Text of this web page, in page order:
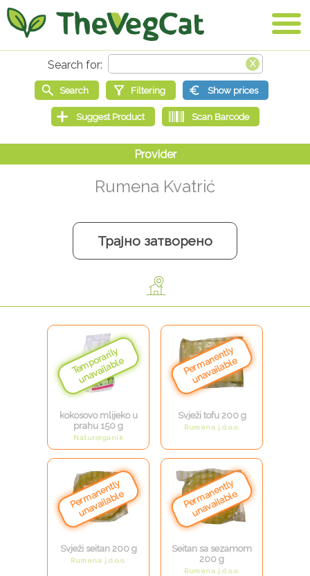
Rumena Kvatrić
Трајно затворено
kokosovo mlijeko u
prahu 150 g
Naturorganik
Svježi tofu 200 g
Rumena j.d.o.o.
Svježi seitan 200 g
Rumena j.d.o.o.
Seitan sa sezamom
200 g
Rumena j.d.o.o.